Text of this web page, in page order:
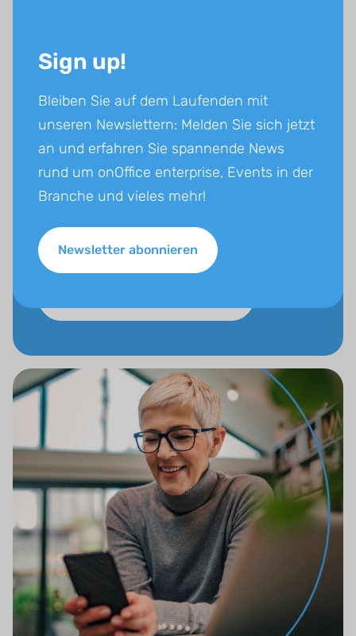
Kostenloses Social Media
Quick Audit
Wir zeigen Ihnen, woran Sie sind: Egal, ob
Instagram, Facebook oder Google Business
Profil: Mit unserem kostenlosen Social Media
Auftritt.
Sign up!
Bleiben Sie auf dem Laufenden mit
unseren Newslettern: Melden Sie sich jetzt
an und erfahren Sie spannende News
rund um onOffice enterprise, Events in der
Branche und vieles mehr!
Newsletter abonnieren